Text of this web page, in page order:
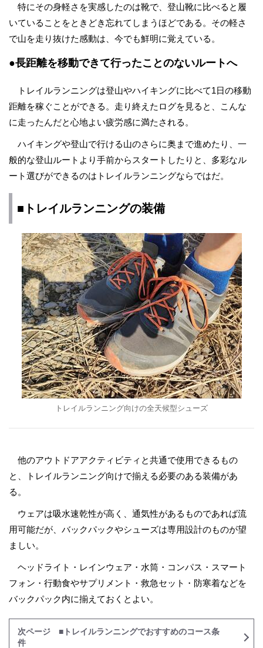
特にその身軽さを実感したのは靴で、登山靴に比べると履
いていることをときどき忘れてしまうほどである。その軽さ
で山を走り抜けた感動は、今でも鮮明に覚えている。
●長距離を移動できて行ったことのないルートへ
トレイルランニングは登山やハイキングに比べて1日の移動
距離を稼ぐことができる。走り終えたログを見ると、こんな
に走ったんだと心地よい疲労感に満たされる。
ハイキングや登山で行ける山のさらに奥まで進めたり、一
般的な登山ルートより手前からスタートしたりと、多彩なル
ート選びができるのはトレイルランニングならではだ。
■トレイルランニングの装備
トレイルランニング向けの全天候型シューズ
他のアウトドアアクティビティと共通で使用できるもの
と、トレイルランニング向けで揃える必要のある装備があ
る。
ウェアは吸水速乾性が高く、通気性があるものであれば流
用可能だが、バックパックやシューズは専用設計のものが望
ましい。
ヘッドライト・レインウェア・水筒・コンパス・スマート
フォン・行動食やサプリメント・救急セット・防寒着などを
バックパック内に揃えておくとよい。
次ページ ■トレイルランニングでおすすめのコース条
件